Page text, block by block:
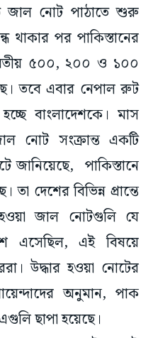
নোট পাঠাতে শুরু
পর পাকিস্তানের
৫০০, ২০০ ও ১০০
তবে এবার নেপাল রুট
বাংলাদেশকে। মাস
নোট সংক্রান্ত একটি
জানিয়েছে, পাকিস্তানে
দেশের বিভিন্ন প্রান্তে
জাল নোটগুলি যে
এসেছিল, এই বিষয়ে
উদ্ধার হওয়া নোটের
অনুমান, পাক
এগুলি ছাপা হয়েছে।